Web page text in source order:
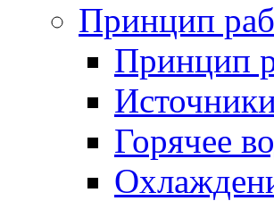
Принцип
Принцип
Горячее